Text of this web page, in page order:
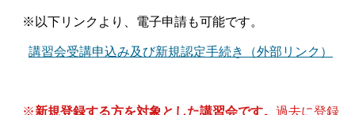
※以下リンクより、電子申請も可能です。
講習会受講申込み及び新規認定手続き（外部リンク）
※新規登録する方を対象とした講習会です。 過去に登録